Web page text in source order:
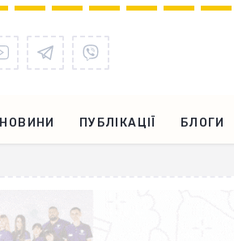
НОВИНИ ПУБЛІКАЦІЇ БЛОГИ